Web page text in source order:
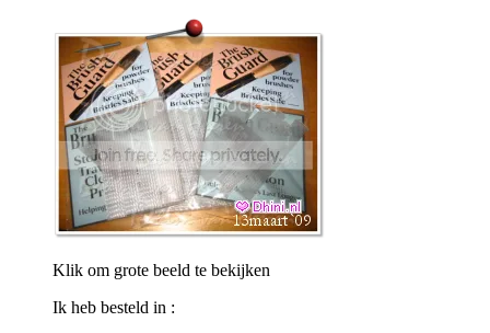
Klik om grote beeld te bekijken
Ik heb besteld in :